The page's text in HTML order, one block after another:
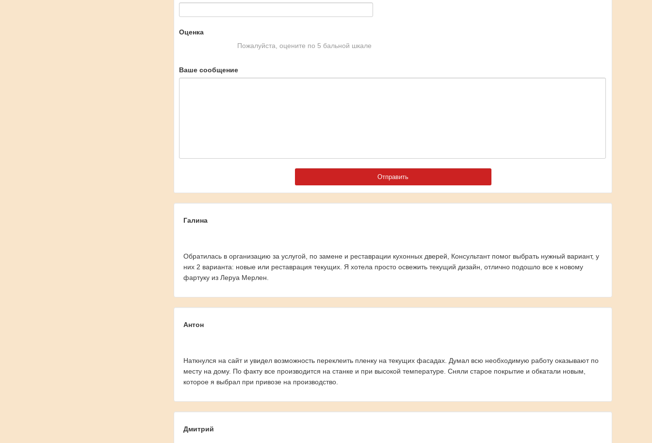
Оценка
Пожалуйста, оцените по 5 бальной шкале
Ваше сообщение
Галина
Обратилась в организацию за услугой, по замене и реставрации кухонных дверей, Консультант помог выбрать нужный вариант, у
них 2 варианта: новые или реставрация текущих. Я хотела просто освежить текущий дизайн, отлично подошло все к новому
фартуку из Леруа Мерлен.
Антон
Наткнулся на сайт и увидел возможность переклеить пленку на текущих фасадах. Думал всю необходимую работу оказывают по
месту на дому. По факту все производится на станке и при высокой температуре. Сняли старое покрытие и обкатали новым,
которое я выбрал при привозе на производство.
Дмитрий